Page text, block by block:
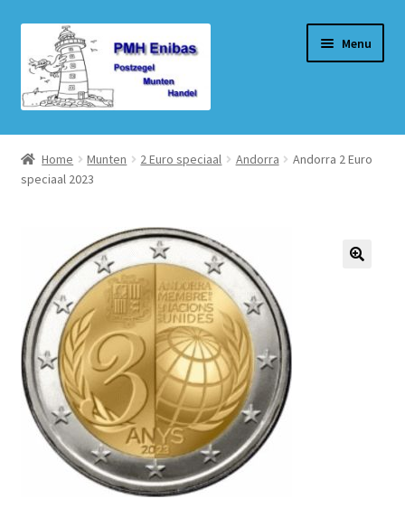
door
naar
navigatie
naar
de
inhoud
Menu
Home
Beurzen
Winkelmand
Afrekenen
Mijn account
Alg. voorw.
Privacybeleid PMH Enibas
Home Munten 2 Euro speciaal Andorra
Andorra 2 Euro
speciaal 2023